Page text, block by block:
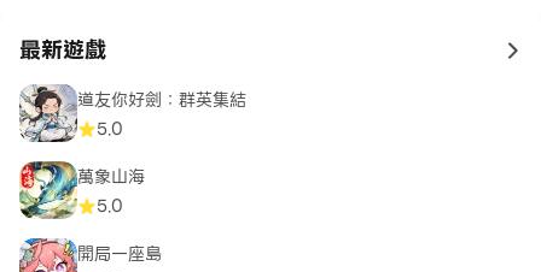
最新遊戲 to
道友你好劍：群英集結
5.0
萬象山海
5.0
開局一座島